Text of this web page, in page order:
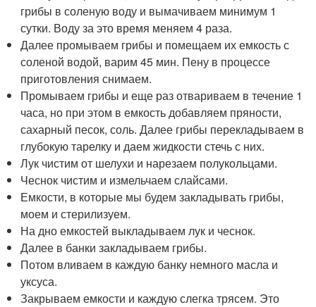
грибы в соленую воду и вымачиваем минимум 1
сутки. Воду за это время меняем 4 раза.
Далее промываем грибы и помещаем их емкость с
соленой водой, варим 45 мин. Пену в процессе
приготовления снимаем.
Промываем грибы и еще раз отвариваем в течение 1
часа, но при этом в емкость добавляем пряности,
сахарный песок, соль. Далее грибы перекладываем в
глубокую тарелку и даем жидкости стечь с них.
Лук чистим от шелухи и нарезаем полукольцами.
Чеснок чистим и измельчаем слайсами.
Емкости, в которые мы будем закладывать грибы,
моем и стерилизуем.
На дно емкостей выкладываем лук и чеснок.
Далее в банки закладываем грибы.
Потом вливаем в каждую банку немного масла и
уксуса.
Закрываем емкости и каждую слегка трясем. Это